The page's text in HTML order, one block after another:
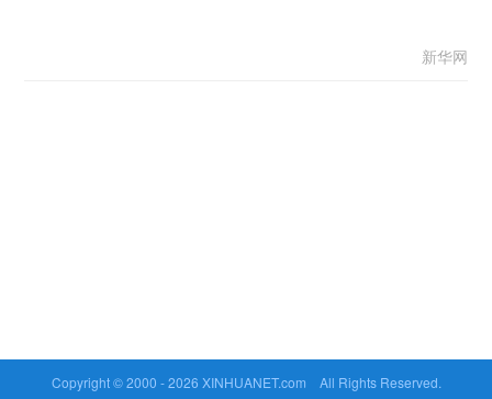
新华网
Copyright © 2000 -2026 XINHUANET.com All Rights Reserved.